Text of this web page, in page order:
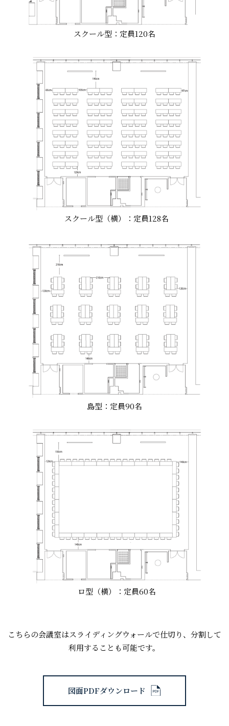
スクール型：定員120名
スクール型（横）：定員128名
島型：定員90名
ロ型（横）：定員60名
こちらの会議室はスライディングウォールで仕切り、分割して
利用することも可能です。
図面PDFダウンロード